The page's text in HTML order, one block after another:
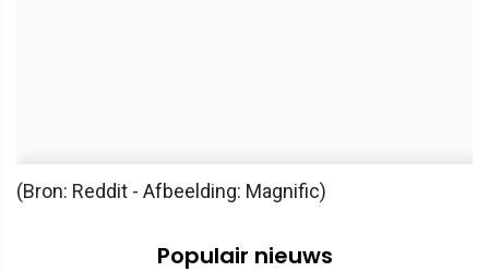
(Bron: Reddit - Afbeelding: Magnific)
Populair nieuws